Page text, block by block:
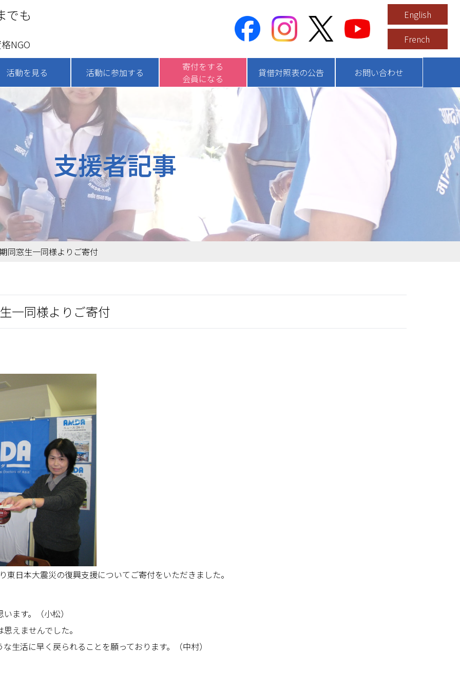
でも
NGO
English
French
活動を見る 活動に参加する
寄付をする
会員になる
貸借対照表の公告 お問い合わせ
支援者記事
同窓生一同様よりご寄付
一同様よりご寄付
日本大震災の復興支援についてご寄付をいただきました。
ます。（小松）
えませんでした。
生活に早く戻られることを願っております。（中村）